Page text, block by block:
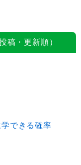
稿・更新順）
できる確率